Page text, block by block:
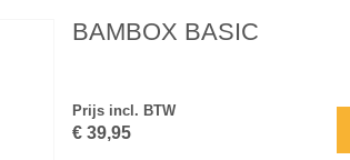
BAMBOX BASIC
Prijs incl. BTW
€ 39,95